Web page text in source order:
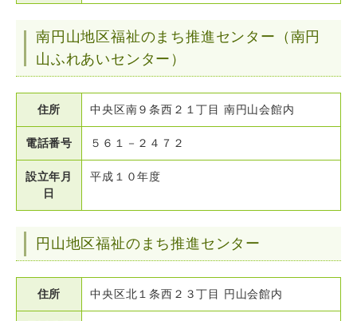
南円山地区福祉のまち推進センター（南円
山ふれあいセンター）
住所 中央区南９条西２１丁目 南円山会館内
電話番号 ５６１－２４７２
設立年月
日
平成１０年度
円山地区福祉のまち推進センター
住所 中央区北１条西２３丁目 円山会館内